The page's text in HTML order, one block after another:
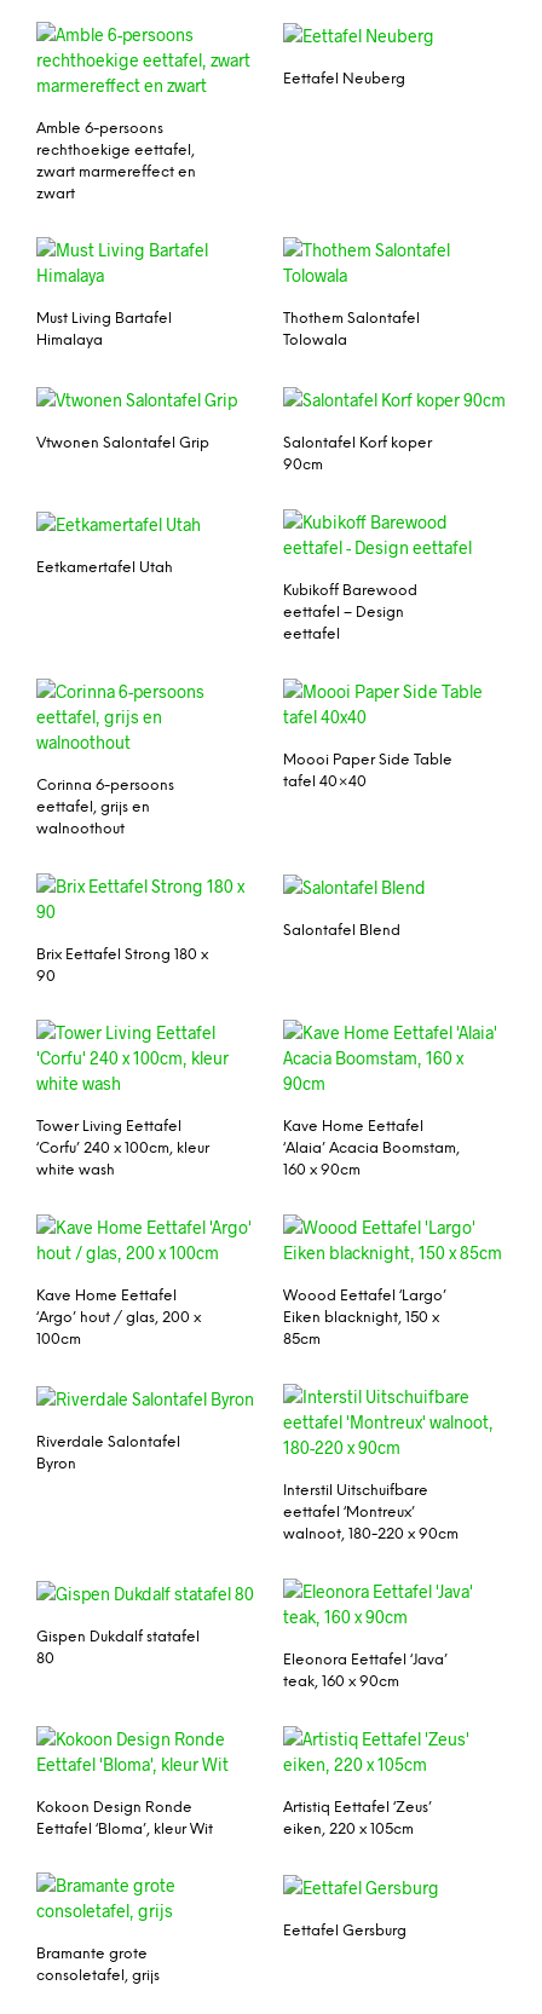
Amble 6-persoons
rechthoekige eettafel,
zwart marmereffect en
zwart
Eettafel Neuberg
Must Living Bartafel
Himalaya
Thothem Salontafel
Tolowala
Vtwonen Salontafel Grip
Salontafel Korf koper
90cm
Eetkamertafel Utah
Kubikoff Barewood
eettafel – Design
eettafel
Corinna 6-persoons
eettafel, grijs en
walnoothout
Moooi Paper Side Table
tafel 40×40
Brix Eettafel Strong 180 x
90
Salontafel Blend
Tower Living Eettafel
‘Corfu’ 240 x 100cm, kleur
white wash
Kave Home Eettafel
‘Alaia’ Acacia Boomstam,
160 x 90cm
Kave Home Eettafel
‘Argo’ hout / glas, 200 x
100cm
Woood Eettafel ‘Largo’
Eiken blacknight, 150 x
85cm
Riverdale Salontafel
Byron
Interstil Uitschuifbare
eettafel ‘Montreux’
walnoot, 180-220 x 90cm
Gispen Dukdalf statafel
80
Eleonora Eettafel ‘Java’
teak, 160 x 90cm
Kokoon Design Ronde
Eettafel ‘Bloma’, kleur Wit
Artistiq Eettafel ‘Zeus’
eiken, 220 x 105cm
Bramante grote
consoletafel, grijs
Eettafel Gersburg